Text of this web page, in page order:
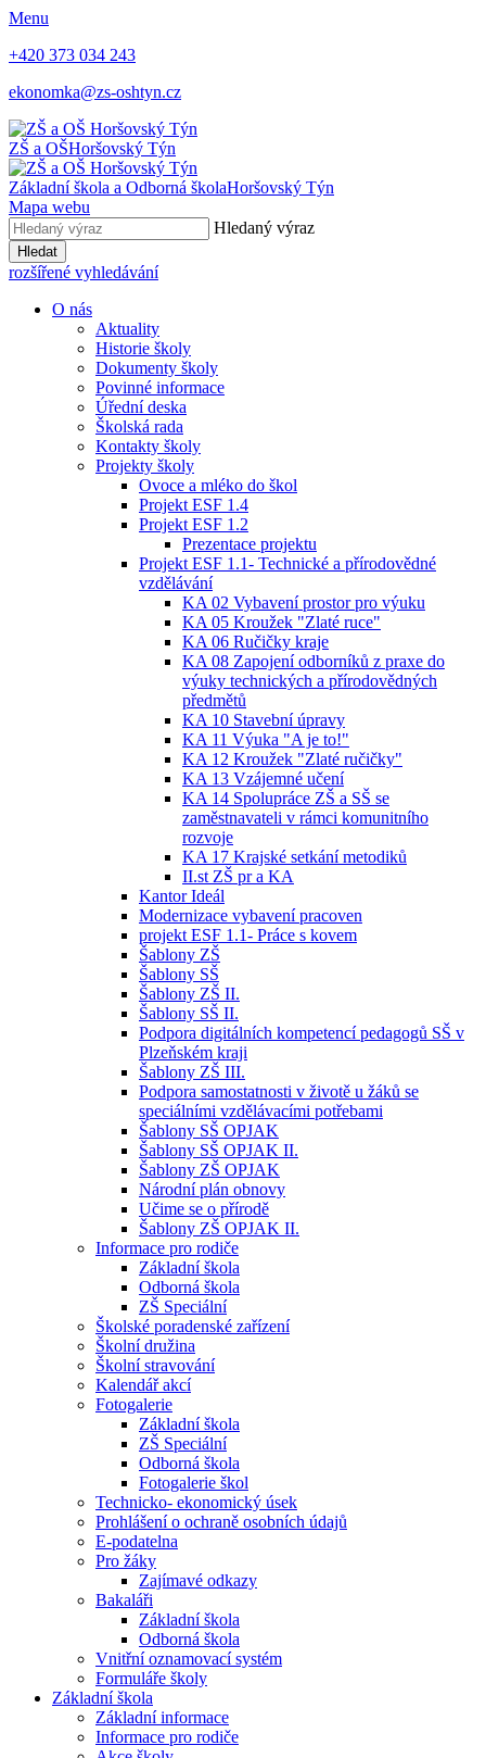
Menu
+420 373 034 243
ekonomka@zs-oshtyn.cz
ZŠ a OŠHoršovský Týn
Základní škola a Odborná školaHoršovský Týn
Mapa webu
Hledaný výraz
Hledat
rozšířené vyhledávání
O nás
Aktuality
Historie školy
Dokumenty školy
Povinné informace
Úřední deska
Školská rada
Kontakty školy
Projekty školy
Ovoce a mléko do škol
Projekt ESF 1.4
Projekt ESF 1.2
Prezentace projektu
Projekt ESF 1.1- Technické a přírodovědné
vzdělávání
KA 02 Vybavení prostor pro výuku
KA 05 Kroužek "Zlaté ruce"
KA 06 Ručičky kraje
KA 08 Zapojení odborníků z praxe do
výuky technických a přírodovědných
předmětů
KA 10 Stavební úpravy
KA 11 Výuka "A je to!"
KA 12 Kroužek "Zlaté ručičky"
KA 13 Vzájemné učení
KA 14 Spolupráce ZŠ a SŠ se
zaměstnavateli v rámci komunitního
rozvoje
KA 17 Krajské setkání metodiků
II.st ZŠ pr a KA
Kantor Ideál
Modernizace vybavení pracoven
projekt ESF 1.1- Práce s kovem
Šablony ZŠ
Šablony SŠ
Šablony ZŠ II.
Šablony SŠ II.
Podpora digitálních kompetencí pedagogů SŠ v
Plzeňském kraji
Šablony ZŠ III.
Podpora samostatnosti v životě u žáků se
speciálními vzdělávacími potřebami
Šablony SŠ OPJAK
Šablony SŠ OPJAK II.
Šablony ZŠ OPJAK
Národní plán obnovy
Učime se o přírodě
Šablony ZŠ OPJAK II.
Informace pro rodiče
Základní škola
Odborná škola
ZŠ Speciální
Školské poradenské zařízení
Školní družina
Školní stravování
Kalendář akcí
Fotogalerie
Základní škola
ZŠ Speciální
Odborná škola
Fotogalerie škol
Technicko- ekonomický úsek
Prohlášení o ochraně osobních údajů
E-podatelna
Pro žáky
Zajímavé odkazy
Bakaláři
Základní škola
Odborná škola
Vnitřní oznamovací systém
Formuláře školy
Základní škola
Základní informace
Informace pro rodiče